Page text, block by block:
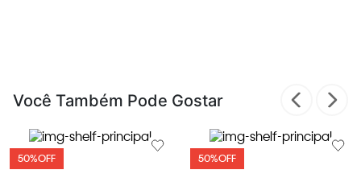
Você Também Pode Gostar
50%OFF 50%OFF